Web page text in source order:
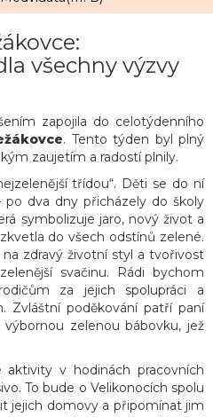
všechny výzvy
zapojila do celotýdenního
. Tento týden byl plný
zaujetím a radostí plnily.
třídou“. Děti se do ní
po dva dny přicházely do školy
symbolizuje jaro, nový život a
do všech odstínů zelené.
zdravý životní styl a tvořivost
svačinu. Rádi bychom
za jejich spolupráci a
Zvláštní poděkování patří paní
zelenou bábovku, jež
v hodinách pracovních
To bude o Velikonocích spolu
jejich domovy a připomínat jim